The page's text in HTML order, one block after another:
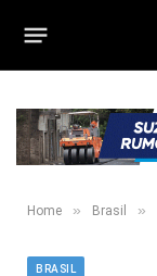
Home » Brasil »
BRASIL